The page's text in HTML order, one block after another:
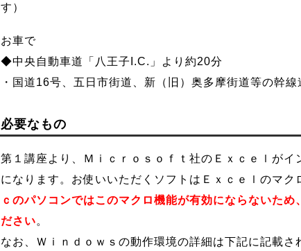
す）
お車で
◆中央自動車道「八王子I.C.」より約20分
・国道16号、五日市街道、新（旧）奥多摩街道等の幹線
必要なもの
第１講座より、Ｍｉｃｒｏｓｏｆｔ社のＥｘｃｅｌが
になります。お使いいただくソフトはＥｘｃｅｌのマク
ｃのパソコンではこのマクロ機能が有効にならないた
ださい。
なお、Ｗｉｎｄｏｗｓの動作環境の詳細は下記に記載